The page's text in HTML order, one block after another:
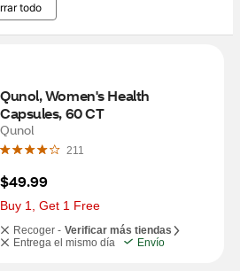
todo
Qunol, Women's Health
Capsules, 60 CT
Qunol
211
$49.99
Buy 1, Get 1 Free
Recoger - Verificar más tiendas
Entrega el mismo día
Envío